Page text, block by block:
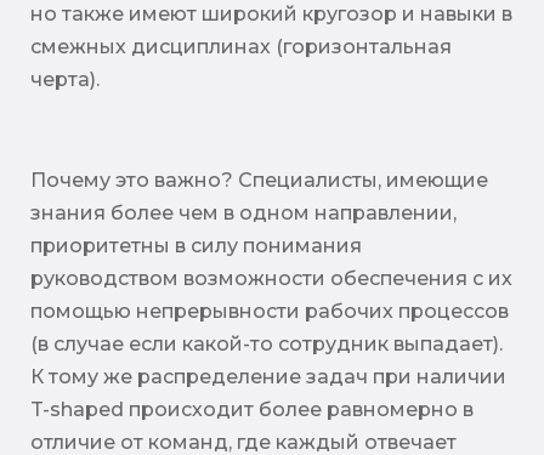
но также имеют широкий кругозор и навыки в
смежных дисциплинах (горизонтальная
черта).
Почему это важно? Специалисты, имеющие
знания более чем в одном направлении,
приоритетны в силу понимания
руководством возможности обеспечения с их
помощью непрерывности рабочих процессов
(в случае если какой-то сотрудник выпадает).
К тому же распределение задач при наличии
T-shaped происходит более равномерно в
отличие от команд, где каждый отвечает